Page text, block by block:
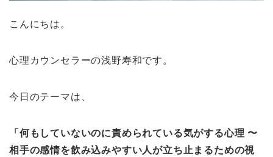
こんにちは。
心理カウンセラーの浅野寿和です。
今日のテーマは、
「何もしていないのに責められている気がする心理 〜
相手の感情を飲み込みやすい人が立ち止まるための視